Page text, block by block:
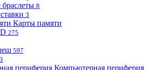
8
3
Карты памяти
275
597
3
Компьютерная периферия